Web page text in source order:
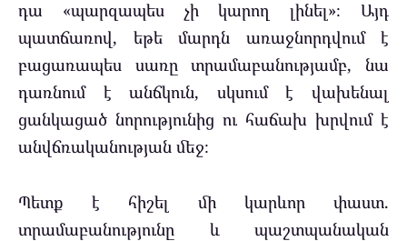
դա «պարզապես չի կարող լինել»։ Այդ
պատճառով, եթե մարդն առաջնորդվում է
բացառապես սառը տրամաբանությամբ, նա
դառնում է անճկուն, սկսում է վախենալ
ցանկացած նորությունից ու հաճախ խրվում է
անվճռականության մեջ։
Պետք է հիշել մի կարևոր փաստ.
տրամաբանությունը և պաշտպանական